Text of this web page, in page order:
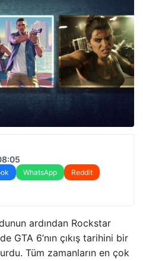
WhatsApp
Reddit
ardından Rockstar
GTA 6’nın çıkış tarihini bir
Tüm zamanların en çok